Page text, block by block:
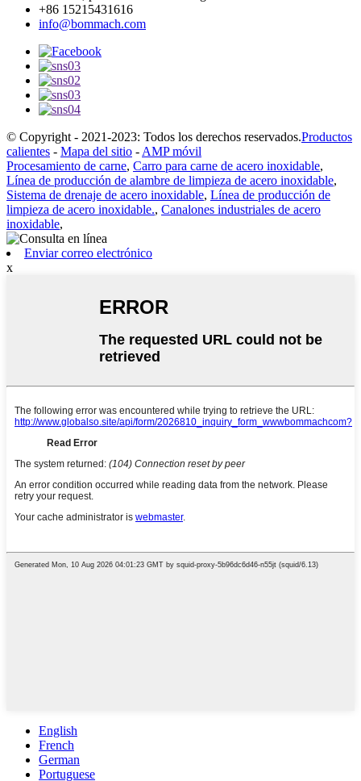
+86 15215431616
info@bommach.com
© Copyright - 2021-2023: Todos los derechos reservados.Productos
calientes - Mapa del sitio - AMP móvil
Procesamiento de carne, Carro para carne de acero inoxidable,
Línea de producción de alambre de limpieza de acero inoxidable,
Sistema de drenaje de acero inoxidable, Línea de producción de
limpieza de acero inoxidable., Canalones industriales de acero
inoxidable,
Enviar correo electrónico
x
English
French
German
Portuguese